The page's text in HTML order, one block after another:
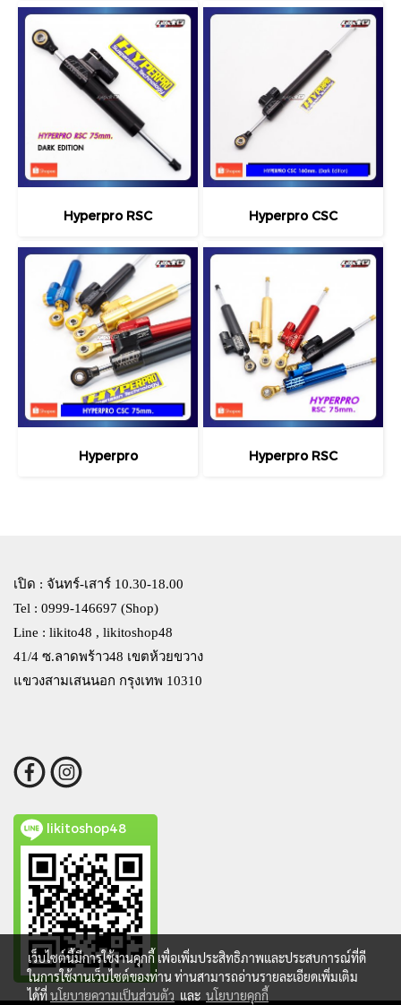
Hyperpro RSC Hyperpro CSC
Hyperpro Hyperpro RSC
เปิด : จันทร์-เสาร์ 10.30-18.00
Tel : 0999-146697 (Shop)
Line : likito48 , likitoshop48
41/4 ซ.ลาดพร้าว48 เขตห้วยขวาง
แขวงสามเสนนอก กรุงเทพ 10310
likitoshop48
เว็บไซต์นี้มีการใช้งานคุกกี้ เพื่อเพิ่มประสิทธิภาพและประสบการณ์ที่ดี
ในการใช้งานเว็บไซต์ของท่าน ท่านสามารถอ่านรายละเอียดเพิ่มเติม
ได้ที่นโยบายความเป็นส่วนตัว และ นโยบายคุกกี้